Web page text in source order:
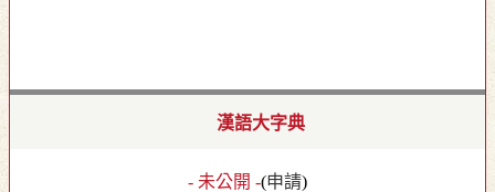
漢語大字典
- 未公開 -(申請)